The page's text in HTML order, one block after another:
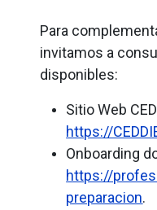
Para
invitamos a
disponibles:
Sitio Web
https://
Onboarding
https://
preparacion.